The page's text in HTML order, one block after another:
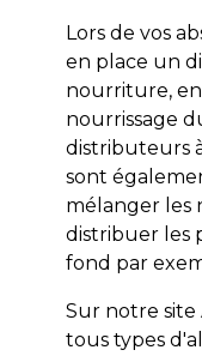
Lors de vos
en place un
nourriture,
nourrissage
distributeurs
sont
mélanger les
distribuer les
fond par
Sur notre site
tous types